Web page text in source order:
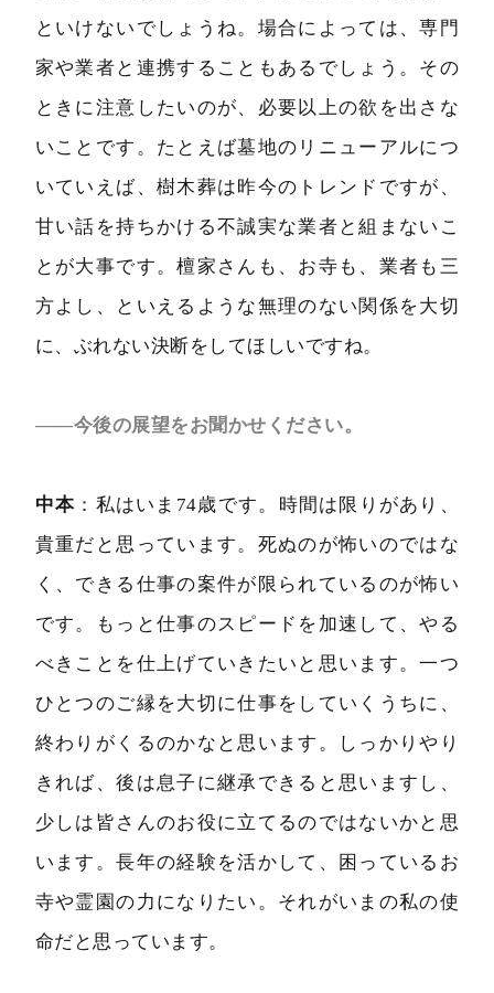
といけないでしょうね。場合によっては、専門
家や業者と連携することもあるでしょう。その
ときに注意したいのが、必要以上の欲を出さな
いことです。たとえば墓地のリニューアルにつ
いていえば、樹木葬は昨今のトレンドですが、
甘い話を持ちかける不誠実な業者と組まないこ
とが大事です。檀家さんも、お寺も、業者も三
方よし、といえるような無理のない関係を大切
に、ぶれない決断をしてほしいですね。
――今後の展望をお聞かせください。
中本 ：私はいま74歳です。時間は限りがあり、
貴重だと思っています。死ぬのが怖いのではな
く、できる仕事の案件が限られているのが怖い
です。もっと仕事のスピードを加速して、やる
べきことを仕上げていきたいと思います。一つ
ひとつのご縁を大切に仕事をしていくうちに、
終わりがくるのかなと思います。しっかりやり
きれば、後は息子に継承できると思いますし、
少しは皆さんのお役に立てるのではないかと思
います。長年の経験を活かして、困っているお
寺や霊園の力になりたい。それがいまの私の使
命だと思っています。